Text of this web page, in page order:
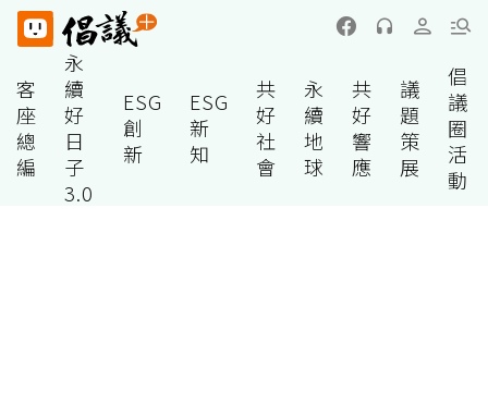
客
座
總
編
永
續
好
日
子
3.0
ESG
創
新
ESG
新
知
共
好
社
會
永
續
地
球
共
好
響
應
議
題
策
展
倡
議
圈
活
動